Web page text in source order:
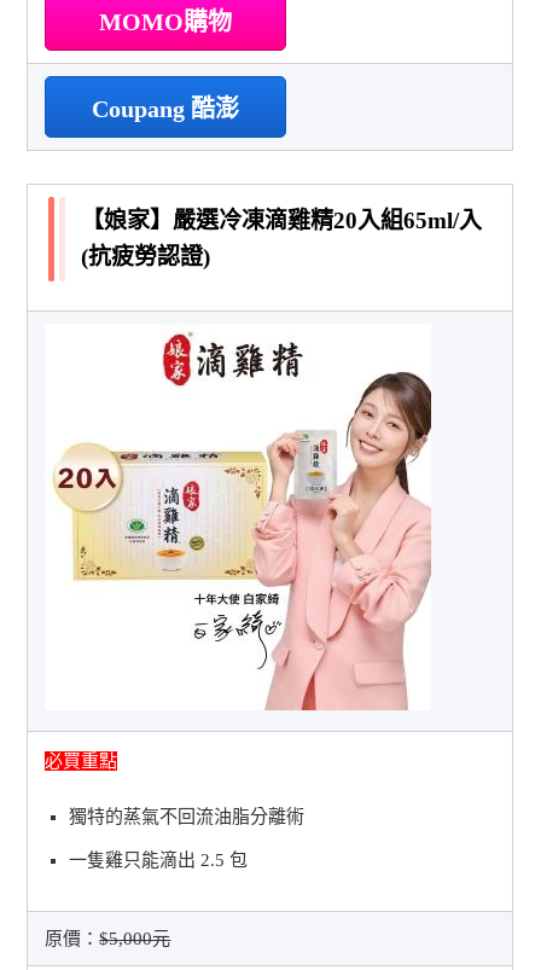
MOMO購物
Coupang 酷澎
【娘家】嚴選冷凍滴雞精20入組65ml/入
(抗疲勞認證)
必買重點
獨特的蒸氣不回流油脂分離術
一隻雞只能滴出 2.5 包
原價：$5,000元